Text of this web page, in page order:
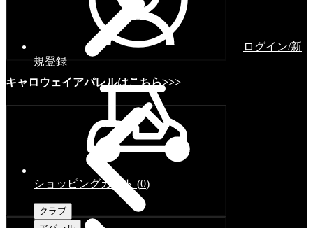
キャロウェイアパレルはこちら>>>
ログイン/新
規登録
ショッピングカート (0)
クラブ